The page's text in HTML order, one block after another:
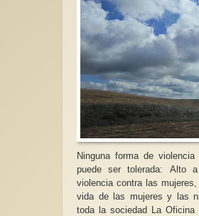
Ninguna forma de
puede ser tolerada: Alto
violencia contra las
vida de las mujeres y las
toda la sociedad La Oficina Regional de ONU Mujeres para